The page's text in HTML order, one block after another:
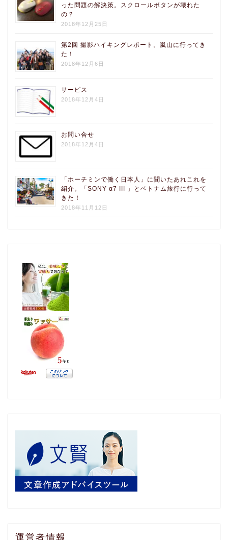
った問題の解決策。スクロールボタンが壊れた
の？
2018年12月25日
第2回 撮影ハイキングレポート。嵐山に行ってき
た！
2018年12月6日
サービス
2018年12月4日
お問い合せ
2018年12月4日
「ホーチミンで働く日本人」に聞いたあれこれを
紹介。「SONY α7 III 」とベトナム旅行に行って
きた！
2018年11月12日
運営者情報